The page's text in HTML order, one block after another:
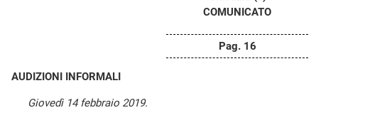
COMUNICATO
Pag. 16
AUDIZIONI INFORMALI
Giovedì 14 febbraio 2019.